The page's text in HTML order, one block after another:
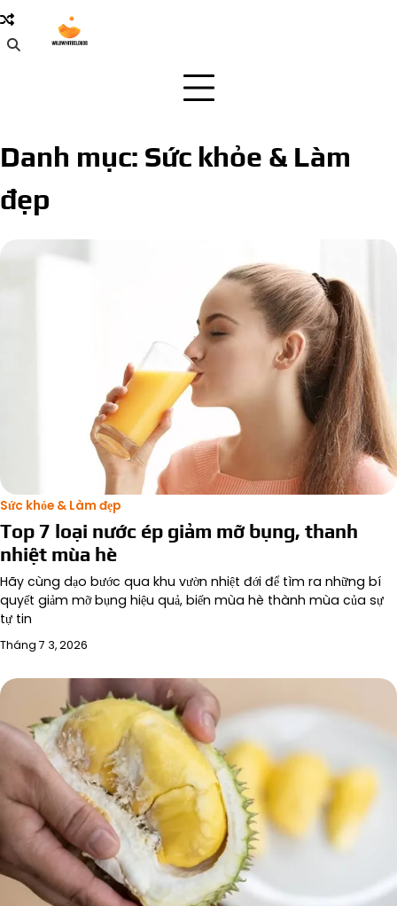
Skip
to
content
Danh mục: Sức khỏe & Làm
đẹp
Sức khỏe & Làm đẹp
Top 7 loại nước ép giảm mỡ bụng, thanh
nhiệt mùa hè
Hãy cùng dạo bước qua khu vườn nhiệt đới để tìm ra những bí
quyết giảm mỡ bụng hiệu quả, biến mùa hè thành mùa của sự
tự tin
Tháng 7 3, 2026